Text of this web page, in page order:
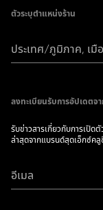
ตัวระบุตำแหน่งร้าน
ประเทศ/ภูมิภาค, เมื
ลงทะเบียนรับการอัปเดตจ
รับข่าวสารเกี่ยวกับการเปิด
ล่าสุดจากแบรนด์สุดเอ็กซ์คลู
อีเมล